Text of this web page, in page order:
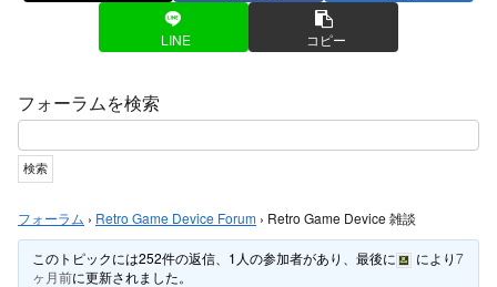
LINE コピー
フォーラムを検索
フォーラム › Retro Game Device Forum › Retro Game Device 雑談
このトピックには252件の返信、1人の参加者があり、最後に により7
ヶ月前に更新されました。